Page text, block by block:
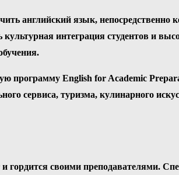
английский язык, непосредственно
интеграция студентов и
программу English for Academic
сервиса, туризма, кулинарного
своими преподавателями.